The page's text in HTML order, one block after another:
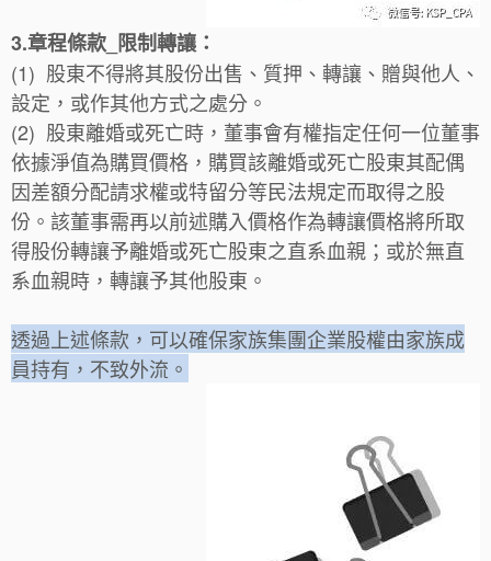
3.章程條款_限制轉讓：
(1) 股東不得將其股份出售、質押、轉讓、贈與他人、
設定，或作其他方式之處分。
(2) 股東離婚或死亡時，董事會有權指定任何一位董事
依據淨值為購買價格，購買該離婚或死亡股東其配偶
因差額分配請求權或特留分等民法規定而取得之股
份。該董事需再以前述購入價格作為轉讓價格將所取
得股份轉讓予離婚或死亡股東之直系血親；或於無直
系血親時，轉讓予其他股東。
透過上述條款，可以確保家族集團企業股權由家族成
員持有，不致外流。